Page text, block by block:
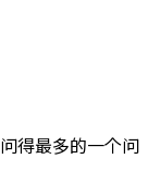
得最多的一个问